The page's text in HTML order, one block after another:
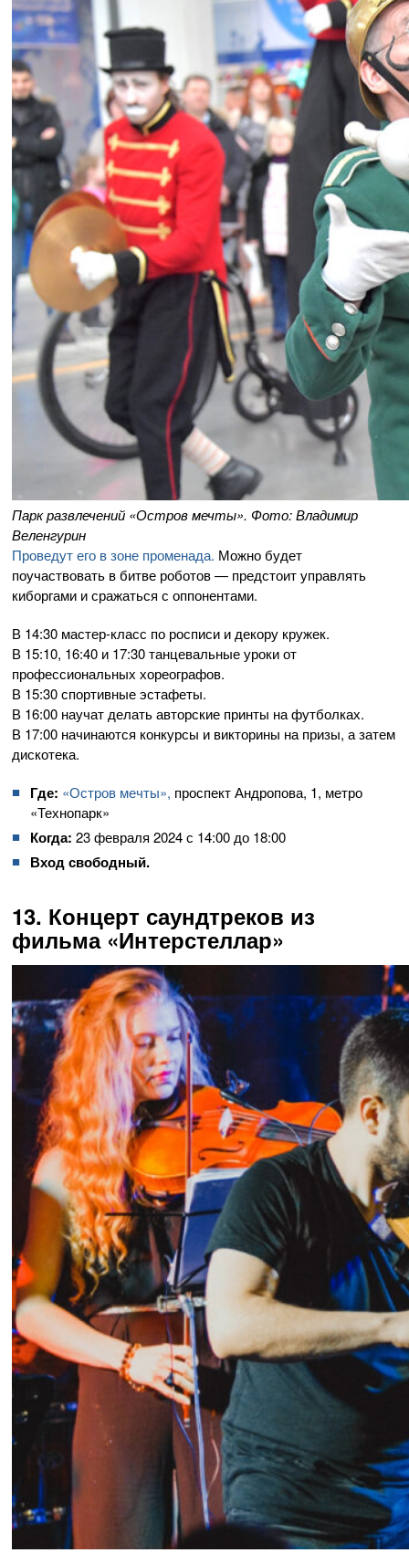
Парк развлечений «Остров мечты». Фото: Владимир
Веленгурин
Проведут его в зоне променада. Можно будет
поучаствовать в битве роботов — предстоит управлять
киборгами и сражаться с оппонентами.
В 14:30 мастер-класс по росписи и декору кружек.
В 15:10, 16:40 и 17:30 танцевальные уроки от
профессиональных хореографов.
В 15:30 спортивные эстафеты.
В 16:00 научат делать авторские принты на футболках.
В 17:00 начинаются конкурсы и викторины на призы, а затем
дискотека.
Где: «Остров мечты», проспект Андропова, 1, метро
«Технопарк»
Когда: 23 февраля 2024 с 14:00 до 18:00
Вход свободный.
13. Концерт саундтреков из
фильма «Интерстеллар»